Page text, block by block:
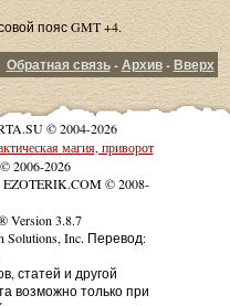
пояс GMT +4.
Обратная связь-Архив-Вверх
© 2004-2026
магия, приворот
2006-2026
© 2008-
Version 3.8.7
Solutions, Inc. Перевод:
статей и другой
возможно только при